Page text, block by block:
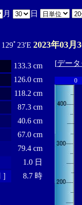
月 日
ﾟ23'E 2023年03月
133.3 cm
126.0 cm
118.2 cm
87.3 cm
40.6 cm
67.0 cm
79.4 cm
1.0 日
8.7 時
[デー
0